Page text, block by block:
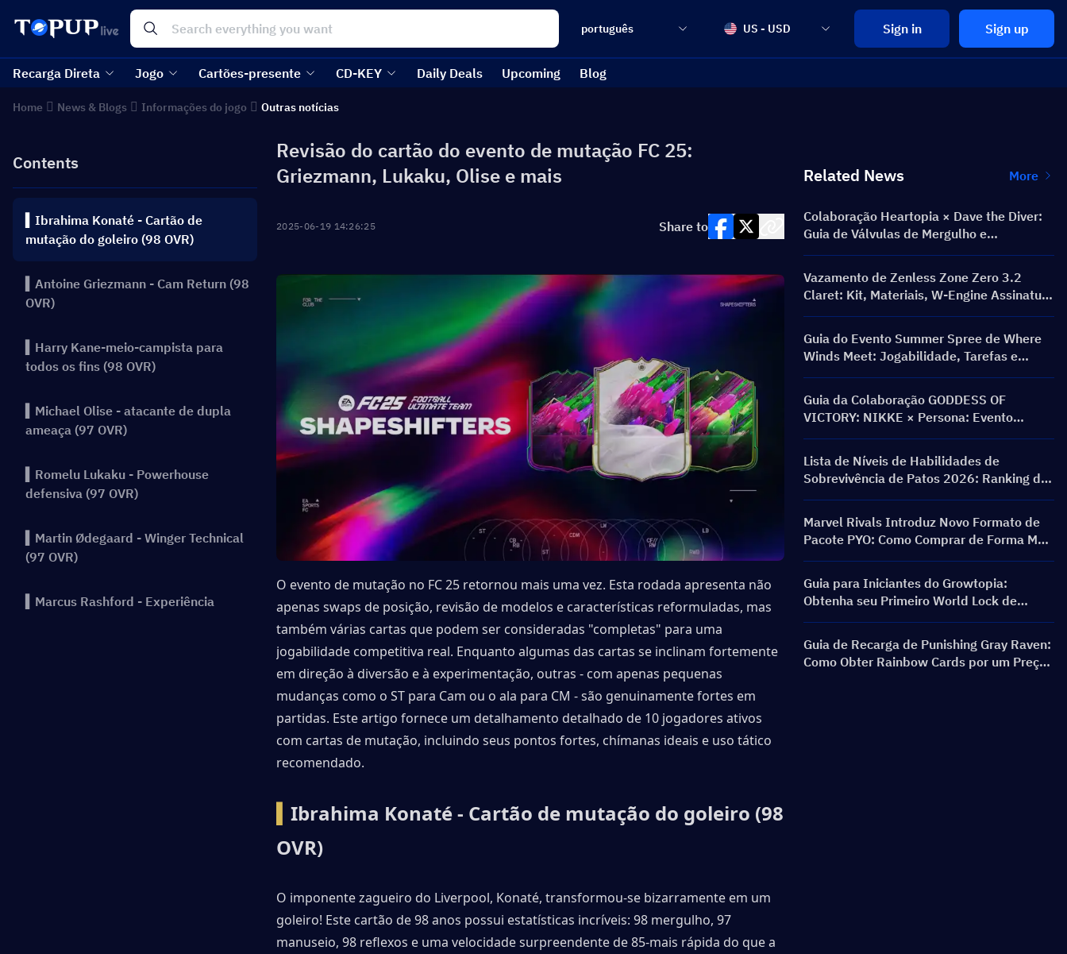
português US - USD Sign in Sign up
Recarga Direta Jogo Cartões-presente CD-KEY Daily Deals Upcoming Blog
Home News & Blogs Informações do jogo Outras notícias
Contents
▍Ibrahima Konaté - Cartão de
mutação do goleiro (98 OVR)
▍Antoine Griezmann - Cam Return (98
OVR)
▍Harry Kane-meio-campista para
todos os fins (98 OVR)
▍Michael Olise - atacante de dupla
ameaça (97 OVR)
▍Romelu Lukaku - Powerhouse
defensiva (97 OVR)
▍Martin Ødegaard - Winger Technical
(97 OVR)
▍Marcus Rashford - Experiência
Revisão do cartão do evento de mutação FC 25:
Griezmann, Lukaku, Olise e mais
2025-06-19 14:26:25 Share to
O evento de mutação no FC 25 retornou mais uma vez. Esta rodada apresenta não
apenas swaps de posição, revisão de modelos e características reformuladas, mas
também várias cartas que podem ser consideradas "completas" para uma
jogabilidade competitiva real. Enquanto algumas das cartas se inclinam fortemente
em direção à diversão e à experimentação, outras - com apenas pequenas
mudanças como o ST para Cam ou o ala para CM - são genuinamente fortes em
partidas. Este artigo fornece um detalhamento detalhado de 10 jogadores ativos
com cartas de mutação, incluindo seus pontos fortes, chímanas ideais e uso tático
recomendado.
Ibrahima Konaté - Cartão de mutação do goleiro (98
OVR)
O imponente zagueiro do Liverpool, Konaté, transformou-se bizarramente em um
goleiro! Este cartão de 98 anos possui estatísticas incríveis: 98 mergulho, 97
manuseio, 98 reflexos e uma velocidade surpreendente de 85-mais rápida do que a
Related News More
Colaboração Heartopia × Dave the Diver:
Guia de Válvulas de Mergulho e
Recompensas
Vazamento de Zenless Zone Zero 3.2
Claret: Kit, Materiais, W-Engine Assinatura
e Mindscape Cinema
Guia do Evento Summer Spree de Where
Winds Meet: Jogabilidade, Tarefas e
Recompensas
Guia da Colaboração GODDESS OF
VICTORY: NIKKE × Persona: Evento
PERSONA ON FRONTLINE, Personagens,
Banners e Recompensas
Lista de Níveis de Habilidades de
Sobrevivência de Patos 2026: Ranking das
Melhores Habilidades e Guia de Build
Marvel Rivals Introduz Novo Formato de
Pacote PYO: Como Comprar de Forma Mais
Inteligente na Atualização da Loja da
Temporada 9.5
Guia para Iniciantes do Growtopia:
Obtenha seu Primeiro World Lock de
Forma Rápida e Segura
Guia de Recarga de Punishing Gray Raven:
Como Obter Rainbow Cards por um Preço